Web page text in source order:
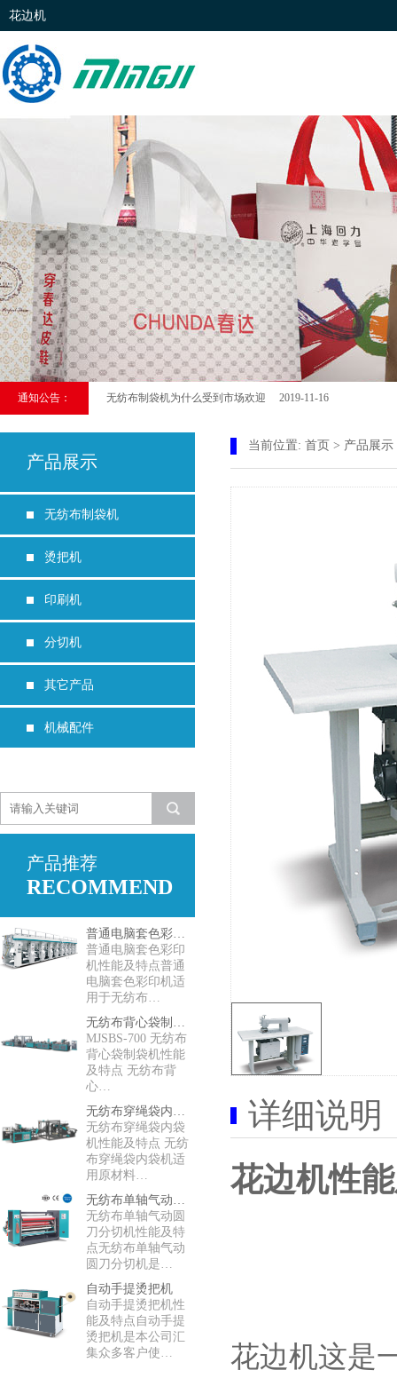
花边机
通知公告：
上海购买全自动无纺布横切烫把制袋一体机【无纺布制袋机
无纺布制袋机为什么受到市场欢迎 2019-11-16
如何 购买全自动无纺布横切烫把制袋一体机（无纺布制袋机
选购无纺布制袋机，应该如何查看无纺布制袋机品质​ 2019-
生产无纺布袋的机械如何选择制袋机 2019-07-06
无纺布制袋机故障，去哪里维修 2019-01-25
产品展示
无纺布制袋机
烫把机
印刷机
分切机
其它产品
机械配件
产品推荐
RECOMMEND
普通电脑套色彩印机
普通电脑套色彩印
机性能及特点普通
电脑套色彩印机适
用于无纺布…
无纺布背心袋制袋机
MJSBS-700 无纺布
背心袋制袋机性能
及特点 无纺布背
心…
无纺布穿绳袋内袋机
无纺布穿绳袋内袋
机性能及特点 无纺
布穿绳袋内袋机适
用原材料…
无纺布单轴气动圆刀分切机
无纺布单轴气动圆
刀分切机性能及特
点无纺布单轴气动
圆刀分切机是…
自动手提烫把机
自动手提烫把机性
能及特点自动手提
烫把机是本公司汇
集众多客户使…
当前位置: 首页 > 产品展示
详细说明
花边机性
花边机这是